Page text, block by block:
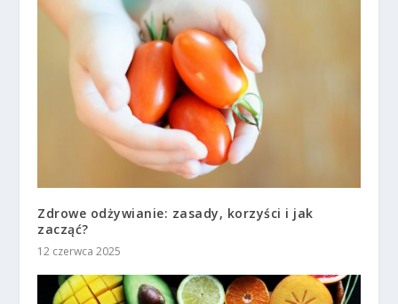
Zdrowe odżywianie: zasady, korzyści i jak
zacząć?
12 czerwca 2025